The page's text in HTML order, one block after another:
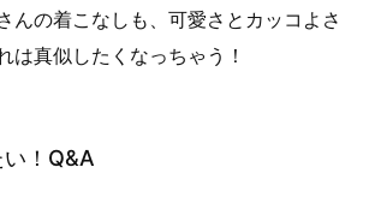
んの着こなしも、可愛さとカッコよさ
は真似したくなっちゃう！
！Q&A